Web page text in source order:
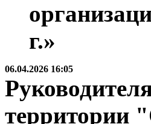
г.»
06.04.2026 16:05
территории